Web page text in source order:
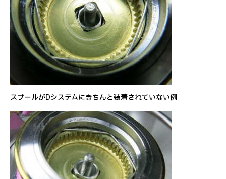
スプールがDシステムにきちんと装着されていない例